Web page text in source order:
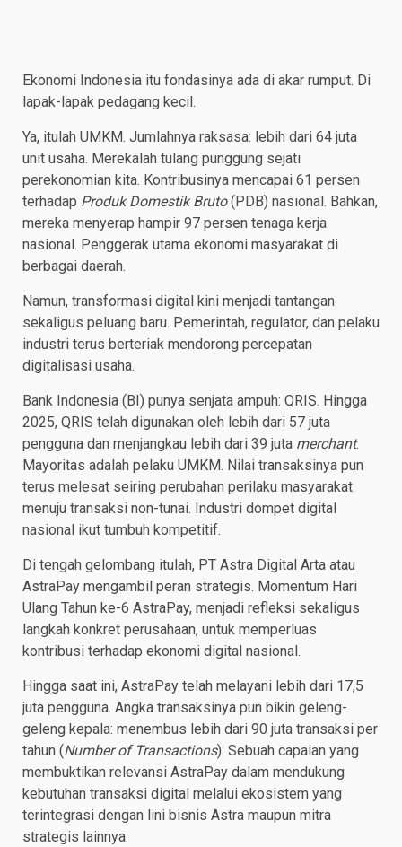
Ekonomi Indonesia itu fondasinya ada di akar rumput. Di
lapak-lapak pedagang kecil.
Ya, itulah UMKM. Jumlahnya raksasa: lebih dari 64 juta
unit usaha. Merekalah tulang punggung sejati
perekonomian kita. Kontribusinya mencapai 61 persen
terhadap Produk Domestik Bruto(PDB) nasional. Bahkan,
mereka menyerap hampir 97 persen tenaga kerja
nasional. Penggerak utama ekonomi masyarakat di
berbagai daerah.
Namun, transformasi digital kini menjadi tantangan
sekaligus peluang baru. Pemerintah, regulator, dan pelaku
industri terus berteriak mendorong percepatan
digitalisasi usaha.
Bank Indonesia (BI) punya senjata ampuh: QRIS. Hingga
2025, QRIS telah digunakan oleh lebih dari 57 juta
pengguna dan menjangkau lebih dari 39 juta merchant.
Mayoritas adalah pelaku UMKM. Nilai transaksinya pun
terus melesat seiring perubahan perilaku masyarakat
menuju transaksi non-tunai. Industri dompet digital
nasional ikut tumbuh kompetitif.
Di tengah gelombang itulah, PT Astra Digital Arta atau
AstraPay mengambil peran strategis. Momentum Hari
Ulang Tahun ke-6 AstraPay, menjadi refleksi sekaligus
langkah konkret perusahaan, untuk memperluas
kontribusi terhadap ekonomi digital nasional.
Hingga saat ini, AstraPay telah melayani lebih dari 17,5
juta pengguna. Angka transaksinya pun bikin geleng-
geleng kepala: menembus lebih dari 90 juta transaksi per
tahun (Number of Transactions). Sebuah capaian yang
membuktikan relevansi AstraPay dalam mendukung
kebutuhan transaksi digital melalui ekosistem yang
terintegrasi dengan lini bisnis Astra maupun mitra
strategis lainnya.